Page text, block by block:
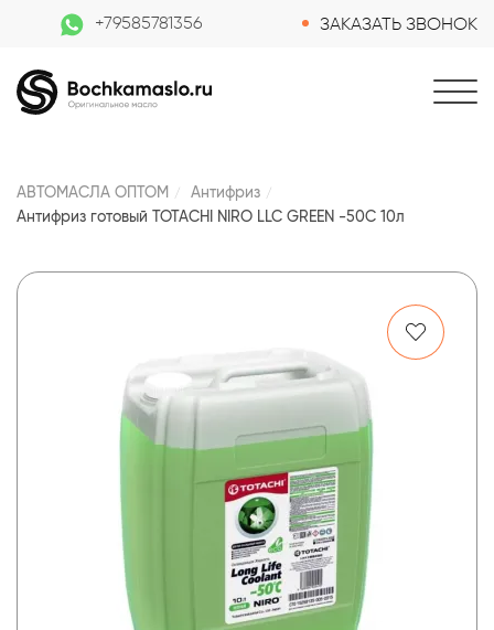
+79585781356 ЗАКАЗАТЬ ЗВОНОК
АВТОМАСЛА ОПТОМ
Антифриз
Антифриз готовый TOTACHI NIRO LLC GREEN -50C 10л